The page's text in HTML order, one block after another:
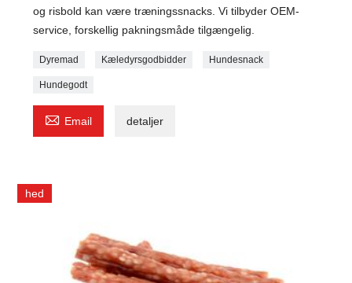
og risbold kan være træningssnacks. Vi tilbyder OEM-
service, forskellig pakningsmåde tilgængelig.
Dyremad Kæledyrsgodbidder Hundesnack
Hundegodt
 Email detaljer
hed